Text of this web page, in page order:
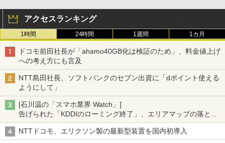
アクセスランキング
1時間 24時間 1週間 1カ月
ドコモ前田社長が「ahamo40GB化は検証のため」、料金値上げ
への考え方にも言及
NTT島田社長、ソフトバンクのセブン出資に「dポイント使える
ようにして」
[石川温の「スマホ業界 Watch」]
告げられた「KDDIのローミング終了」、エリアマップの落とし
穴と楽天モバイルの課題
NTTドコモ、エリクソン製の最新型装置を国内初導入